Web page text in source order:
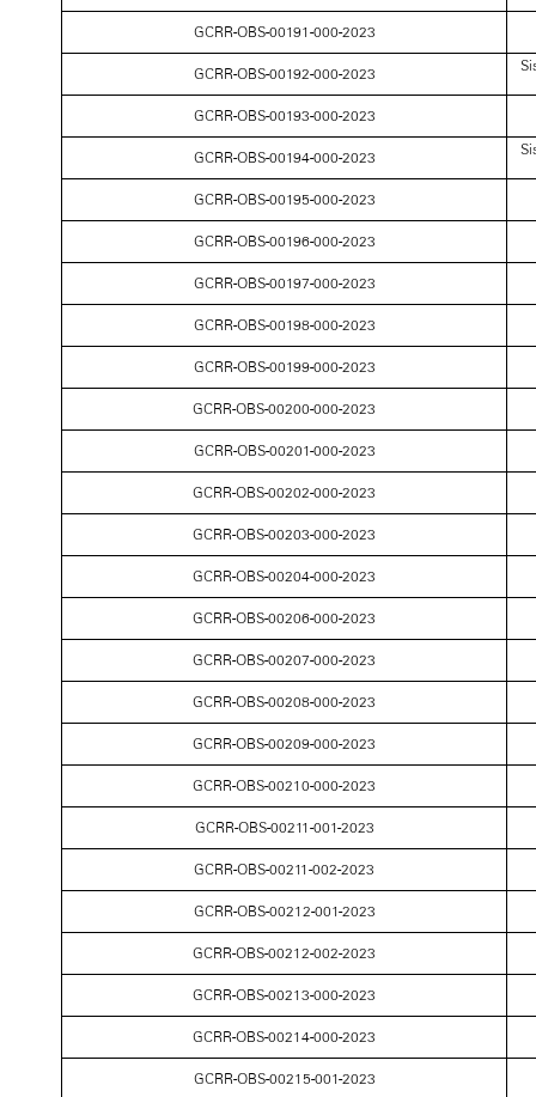
GCRR-OBS-00191-000-2023
GCRR-OBS-00192-000-2023
GCRR-OBS-00193-000-2023
GCRR-OBS-00194-000-2023
GCRR-OBS-00195-000-2023
GCRR-OBS-00196-000-2023
GCRR-OBS-00197-000-2023
GCRR-OBS-00198-000-2023
GCRR-OBS-00199-000-2023
GCRR-OBS-00200-000-2023
GCRR-OBS-00201-000-2023
GCRR-OBS-00202-000-2023
GCRR-OBS-00203-000-2023
GCRR-OBS-00204-000-2023
GCRR-OBS-00206-000-2023
GCRR-OBS-00207-000-2023
GCRR-OBS-00208-000-2023
GCRR-OBS-00209-000-2023
GCRR-OBS-00210-000-2023
GCRR-OBS-00211-001-2023
GCRR-OBS-00211-002-2023
GCRR-OBS-00212-001-2023
GCRR-OBS-00212-002-2023
GCRR-OBS-00213-000-2023
GCRR-OBS-00214-000-2023
GCRR-OBS-00215-001-2023